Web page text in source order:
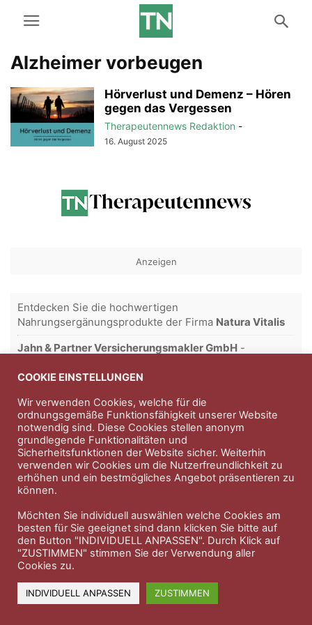
Alzheimer vorbeugen
Hörverlust und Demenz – Hören
gegen das Vergessen
Therapeutennews Redaktion -
16. August 2025
Anzeigen
Entdecken Sie die hochwertigen
Nahrungsergänungsprodukte der Firma Natura Vitalis
Jahn & Partner Versicherungsmakler GmbH -
Professioneller Rundumschutz seit über 30 Jahren.
Impressum Nutzungsbedingungen
Datenschutzerklärung Therapeutenkatalog Über uns
COOKIE EINSTELLUNGEN
Wir verwenden Cookies, welche für die
ordnungsgemäße Funktionsfähigkeit unserer Website
notwendig sind. Diese Cookies stellen anonym
grundlegende Funktionalitäten und
Sicherheitsfunktionen der Website sicher. Weiterhin
verwenden wir Cookies um die Nutzerfreundlichkeit zu
erhöhen und ein bestmögliches Angebot präsentieren zu
können.
Möchten Sie individuell auswählen welche Cookies am
besten für Sie geeignet sind dann klicken Sie bitte auf
den Button "INDIVIDUELL ANPASSEN". Durch Klick auf
"ZUSTIMMEN" stimmen Sie der Verwendung aller
Cookies zu.
INDIVIDUELL ANPASSEN ZUSTIMMEN